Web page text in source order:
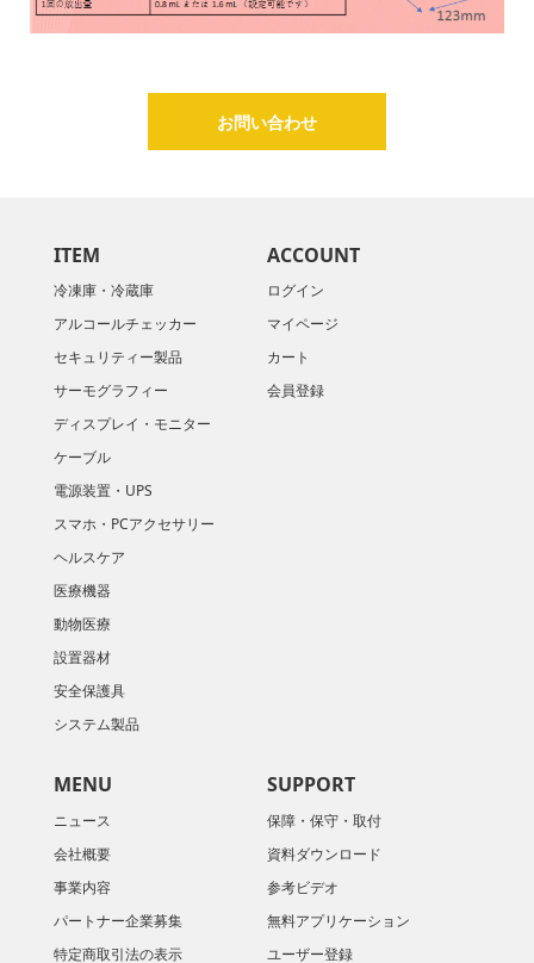
お問い合わせ
ITEM
冷凍庫・冷蔵庫
アルコールチェッカー
セキュリティー製品
サーモグラフィー
ディスプレイ・モニター
ケーブル
電源装置・UPS
スマホ・PCアクセサリー
ヘルスケア
医療機器
動物医療
設置器材
安全保護具
システム製品
ACCOUNT
ログイン
マイページ
カート
会員登録
MENU
ニュース
会社概要
​事業内容
パートナー企業募集
特定商取引法の表示
SUPPORT
保障・保守・取付
資料ダウンロード
参考ビデオ
無料アプリケーション
ユーザー登録